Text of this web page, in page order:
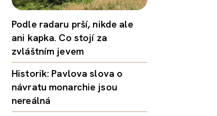
Podle radaru prší, nikde ale
ani kapka. Co stojí za
zvláštním jevem
Historik: Pavlova slova o
návratu monarchie jsou
nereálná